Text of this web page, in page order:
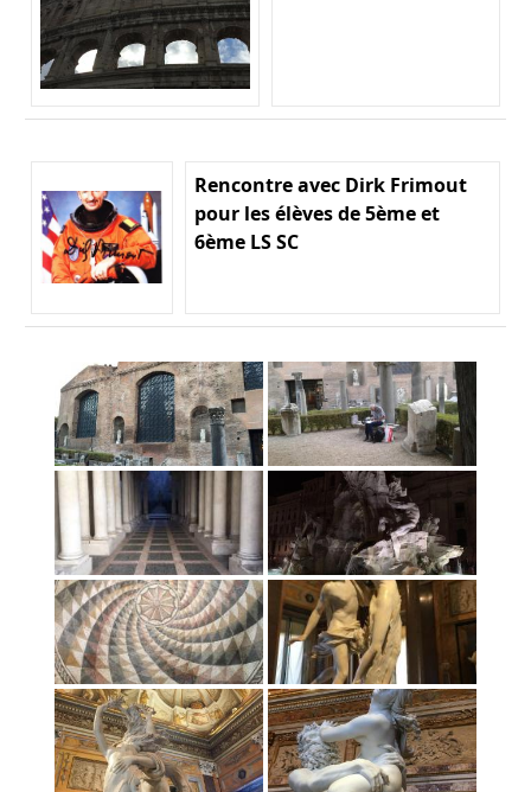
Rencontre avec Dirk Frimout
pour les élèves de 5ème et
6ème LS SC